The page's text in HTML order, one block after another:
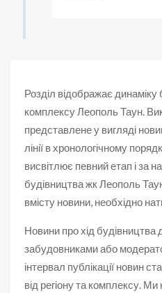
Розділ відображає
комплексу Леополь Таун.
представлене у вигляді
лінії в хронологічному
висвітлює певний етап і за
будівництва жк Леополь
вмісту новини, необхідно
Новини про хід
забудовниками або
інтервал публікації новин
від регіону та комплексу.